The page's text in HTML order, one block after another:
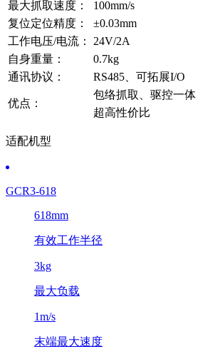
最大抓取速度：
100mm/s
复位定位精度：
±0.03mm
工作电压/电流：
24V/2A
自身重量：
0.7kg
通讯协议：
RS485、可拓展I/O
优点：
包络抓取、驱控一体
超高性价比
适配机型
GCR3-618
618mm
有效工作半径
3kg
最大负载
1m/s
末端最大速度